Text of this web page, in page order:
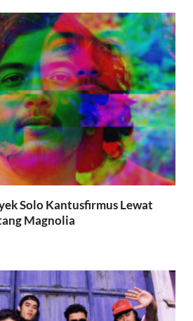
Solo Kantusfirmus Lewat
Magnolia